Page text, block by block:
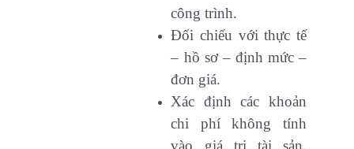
công trình.
Đối chiếu với thực tế
– hồ sơ – định mức –
đơn giá.
Xác định các khoản
chi phí không tính
vào giá trị tài sản,